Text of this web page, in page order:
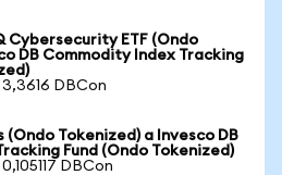
Cybersecurity ETF (Ondo
DB Commodity Index Tracking
DBCon
(Ondo Tokenized) a Invesco DB
Fund (Ondo Tokenized)
DBCon